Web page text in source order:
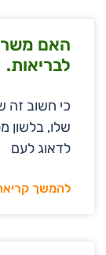
האם
לבריאות.
כי חשוב זה
שלו, בלשון
לדאוג לעם
להמשך